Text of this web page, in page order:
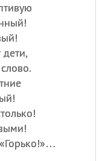
значение